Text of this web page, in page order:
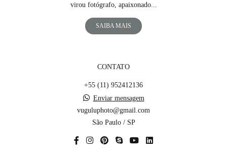
virou fotógrafo, apaixonado...
SAIBA MAIS
CONTATO
+55 (11) 952412136
Enviar mensagem
vuguluphoto@gmail.com
São Paulo / SP